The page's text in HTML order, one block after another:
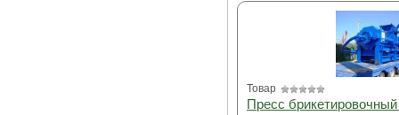
Товар
Пресс